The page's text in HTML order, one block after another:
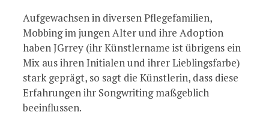
Aufgewachsen in diversen Pflegefamilien,
Mobbing im jungen Alter und ihre Adoption
haben JGrrey (ihr Künstlername ist übrigens ein
Mix aus ihren Initialen und ihrer Lieblingsfarbe)
stark geprägt, so sagt die Künstlerin, dass diese
Erfahrungen ihr Songwriting maßgeblich
beeinflussen.